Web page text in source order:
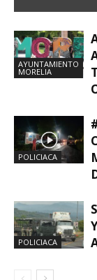
AYUNTAMIENTO
MORELIA
POLICIACA
POLICIACA